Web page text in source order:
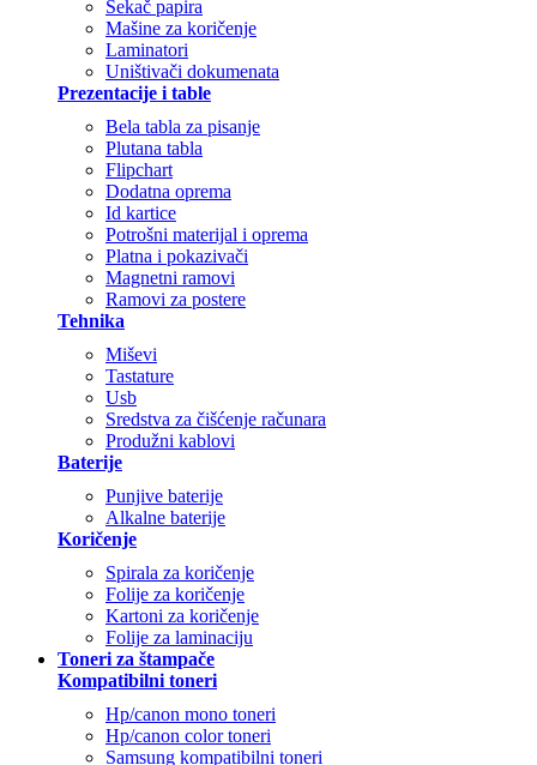
Sekač papira
Mašine za koričenje
Laminatori
Uništivači dokumenata
Prezentacije i table
Bela tabla za pisanje
Plutana tabla
Flipchart
Dodatna oprema
Id kartice
Potrošni materijal i oprema
Platna i pokazivači
Magnetni ramovi
Ramovi za postere
Tehnika
Miševi
Tastature
Usb
Sredstva za čišćenje računara
Produžni kablovi
Baterije
Punjive baterije
Alkalne baterije
Koričenje
Spirala za koričenje
Folije za koričenje
Kartoni za koričenje
Folije za laminaciju
Toneri za štampače
Kompatibilni toneri
Hp/canon mono toneri
Hp/canon color toneri
Samsung kompatibilni toneri